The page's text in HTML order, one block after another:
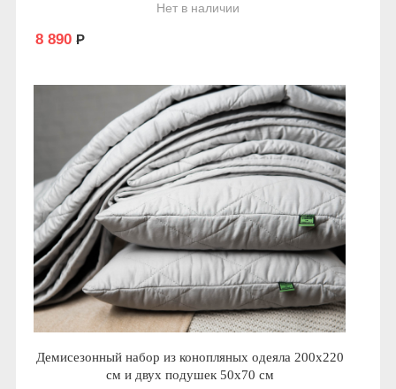
Нет в наличии
8 890 Р
Демисезонный набор из конопляных одеяла 200х220
см и двух подушек 50х70 см